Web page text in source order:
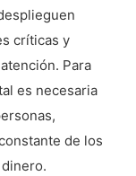
críticas y
Para
es necesaria
de los